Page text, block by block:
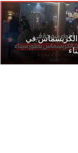
الكريسماس في